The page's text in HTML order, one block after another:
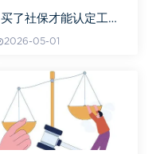
买了社保才能认定工伤
2026-05-01